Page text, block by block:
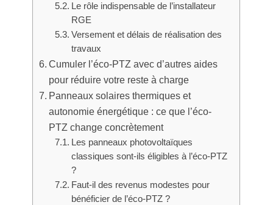
Le rôle indispensable de l’installateur
RGE
Versement et délais de réalisation des
travaux
Cumuler l’éco-PTZ avec d’autres aides
pour réduire votre reste à charge
Panneaux solaires thermiques et
autonomie énergétique : ce que l’éco-
PTZ change concrètement
Les panneaux photovoltaïques
classiques sont-ils éligibles à l’éco-PTZ
?
Faut-il des revenus modestes pour
bénéficier de l’éco-PTZ ?